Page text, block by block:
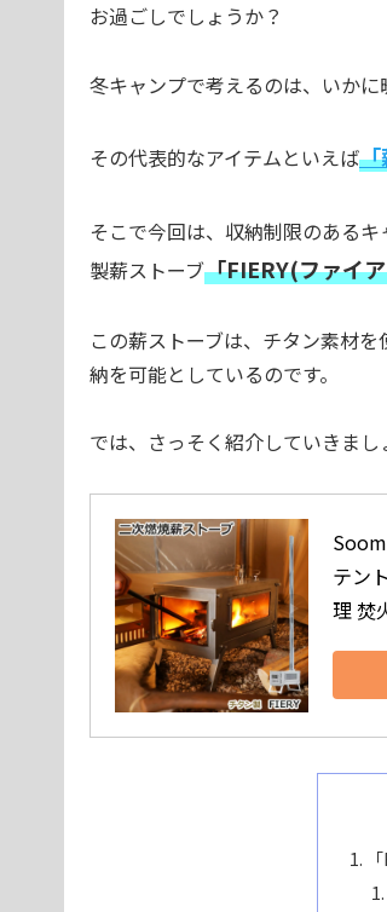
お過ごしでしょうか？
冬キャンプで考えるのは、いかに
その代表的なアイテムといえば「
そこで今回は、 収納制限のある
製薪ストーブ「FIERY(ファイ
この薪ストーブは、チタン素材
納を可能としているのです。
では、さっそく紹介していきまし
テン
理 焚